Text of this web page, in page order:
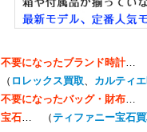
不要になったブランド時計…
（ ロレックス買取、 カルティ
不要になったバッグ・財布…
宝石… （ティファニー宝石